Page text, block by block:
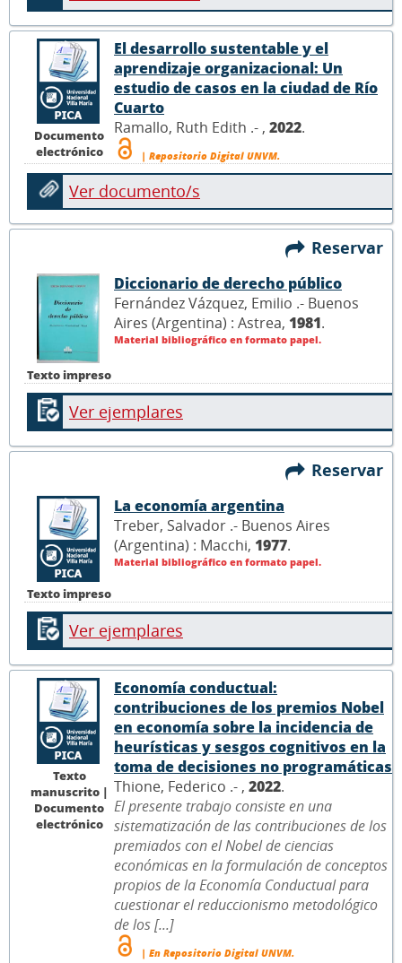
Documento
electrónico
El desarrollo sustentable y el
aprendizaje organizacional: Un
estudio de casos en la ciudad de Río
Cuarto
Ramallo, Ruth Edith .- , 2022.
| Repositorio Digital UNVM.
Ver documento/s
Reservar
Texto impreso
Diccionario de derecho público
Fernández Vázquez, Emilio .- Buenos
Aires (Argentina) : Astrea, 1981.
Material bibliográfico en formato papel.
Ver ejemplares
Reservar
Texto impreso
La economía argentina
Treber, Salvador .- Buenos Aires
(Argentina) : Macchi, 1977.
Material bibliográfico en formato papel.
Ver ejemplares
Texto
manuscrito |
Documento
electrónico
Economía conductual:
contribuciones de los premios Nobel
en economía sobre la incidencia de
heurísticas y sesgos cognitivos en la
toma de decisiones no programáticas
Thione, Federico .- , 2022.
El presente trabajo consiste en una
sistematización de las contribuciones de los
premiados con el Nobel de ciencias
económicas en la formulación de conceptos
propios de la Economía Conductual para
cuestionar el reduccionismo metodológico
de los [...]
| En Repositorio Digital UNVM.